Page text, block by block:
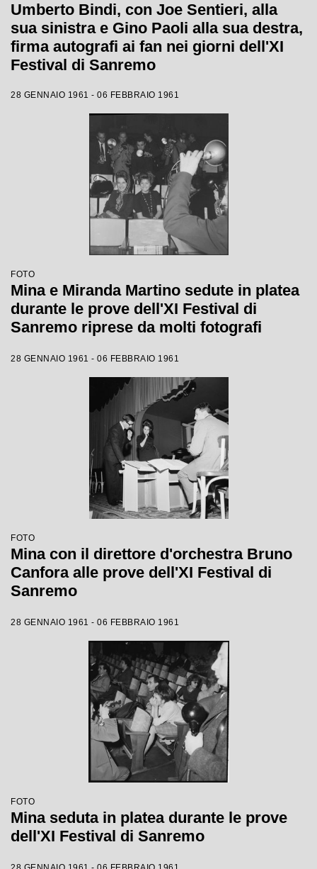
Umberto Bindi, con Joe Sentieri, alla
sua sinistra e Gino Paoli alla sua destra,
firma autografi ai fan nei giorni dell'XI
Festival di Sanremo
28 GENNAIO 1961 - 06 FEBBRAIO 1961
FOTO
Mina e Miranda Martino sedute in platea
durante le prove dell'XI Festival di
Sanremo riprese da molti fotografi
28 GENNAIO 1961 - 06 FEBBRAIO 1961
FOTO
Mina con il direttore d'orchestra Bruno
Canfora alle prove dell'XI Festival di
Sanremo
28 GENNAIO 1961 - 06 FEBBRAIO 1961
FOTO
Mina seduta in platea durante le prove
dell'XI Festival di Sanremo